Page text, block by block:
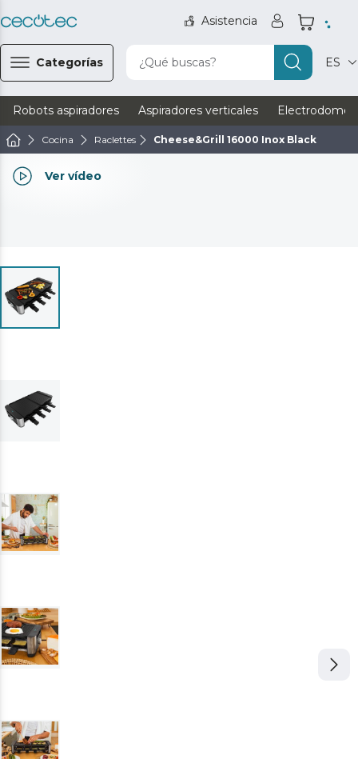
Asistencia
Categorías ¿Qué buscas? ES
Robots aspiradores Aspiradores verticales
Cocina Raclettes Cheese&Grill 16000 Inox Black
Ver vídeo